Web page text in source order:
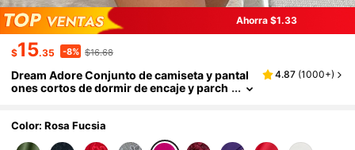
Ahorra $1.33
$15.35 -8% $16.68
Dream Adore Conjunto de camiseta y pantal
ones cortos de dormir de encaje y parch
4.87 (1000+)
Color: Rosa Fucsia